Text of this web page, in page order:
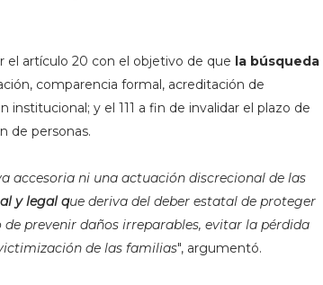
el artículo 20 con el objetivo de que la búsqueda
comparencia formal, acreditación de
y el 111 a fin de invalidar el plazo de
de personas.
accesoria ni una actuación discrecional de las
y legal que deriva del deber estatal de proteger
prevenir daños irreparables, evitar la pérdida
de las familias", argumentó.